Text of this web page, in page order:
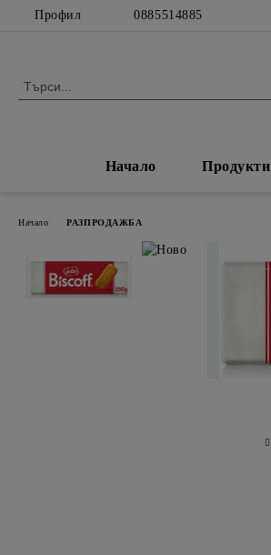
Профил 0885514885
Начало Продукти
Начало РАЗПРОДАЖБА